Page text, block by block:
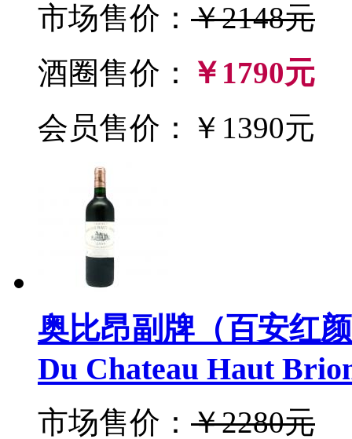
市场售价： ￥2148元
酒圈售价：
￥1790元
会员售价：￥1390元
奥比昂副牌（百安红
Du Chateau Haut
市场售价： ￥2280元